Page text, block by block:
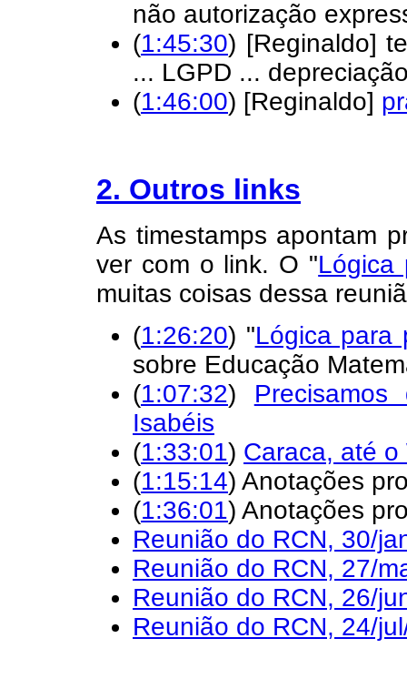
não autorização
(1:45:30) [Reginaldo]
... LGPD ...
(1:46:00) [Reginaldo]
2. Outros links
As timestamps apontam
ver com o link. O "Lógica
muitas coisas dessa
(1:26:20) "Lógica para
sobre Educação
(1:07:32)
Isabéis
(1:33:01) Caraca, até o
(1:15:14) Anotações
(1:36:01) Anotações
Reunião do RCN, 30/
Reunião do RCN, 27/
Reunião do RCN, 26/
Reunião do RCN, 24/